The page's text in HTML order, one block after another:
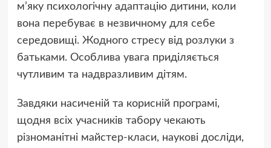
м’яку психологічну адаптацію дитини, коли
вона перебуває в незвичному для себе
середовищі. Жодного стресу від розлуки з
батьками. Особлива увага приділяється
чутливим та надвразливим дітям.
Завдяки насиченій та корисній програмі,
щодня всіх учасників табору чекають
різноманітні майстер-класи, наукові досліди,